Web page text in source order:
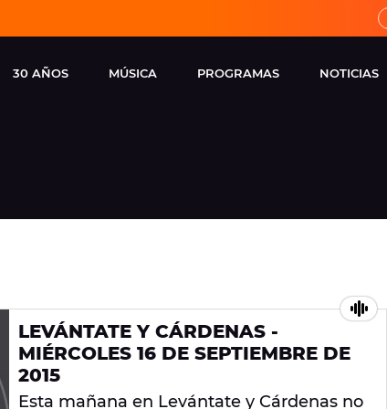
30 AÑOS
ENTREVISTAS
MÚSICA PROGRAMAS
VIRALES
NOTICIAS
LEVÁNTATE Y CÁRDENAS -
MIÉRCOLES 16 DE SEPTIEMBRE DE
2015
Esta mañana en Levántate y Cárdenas no